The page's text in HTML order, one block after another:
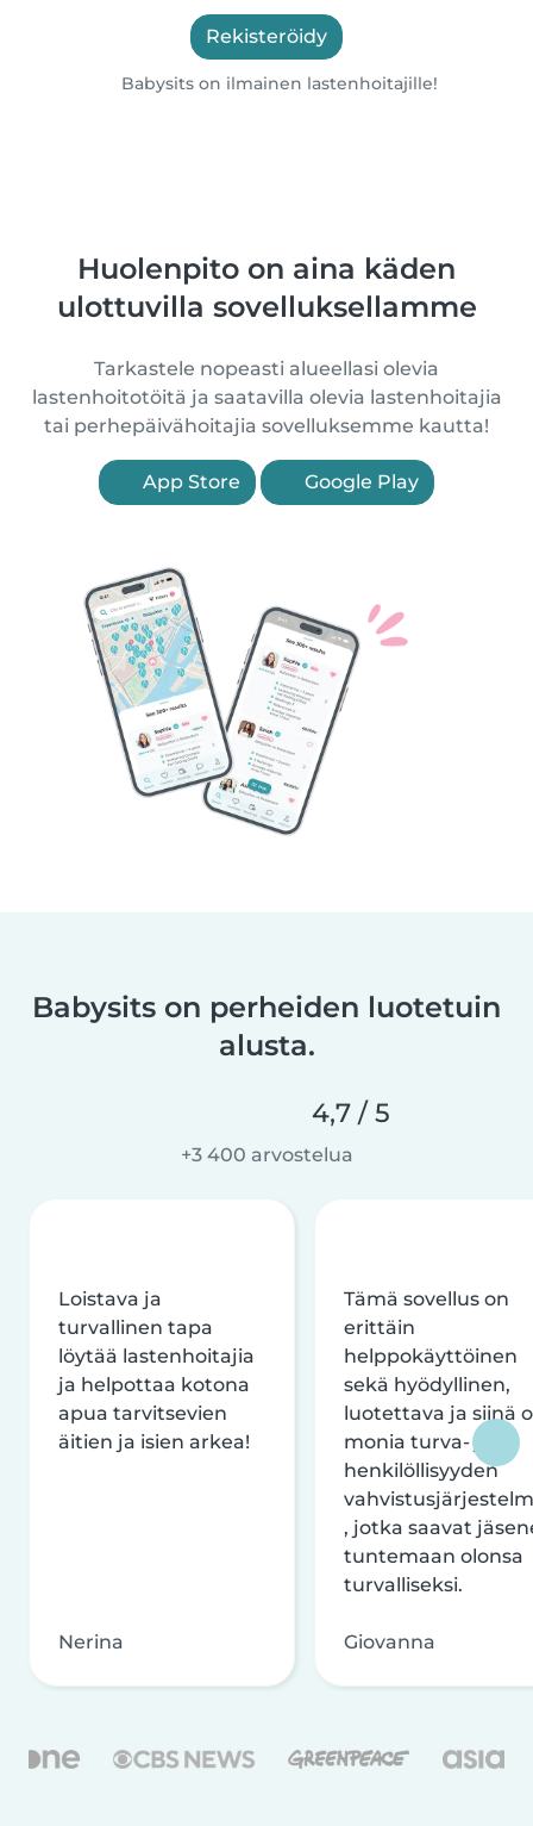
Rekisteröidy
Babysits on ilmainen lastenhoitajille!
Huolenpito on aina käden
ulottuvilla sovelluksellamme
Tarkastele nopeasti alueellasi olevia
lastenhoitotöitä ja saatavilla olevia lastenhoitajia
tai perhepäivähoitajia sovelluksemme kautta!
App Store Google Play
Babysits on perheiden luotetuin
alusta.
4,7 / 5
+3 400 arvostelua
Loistava ja
turvallinen tapa
löytää lastenhoitajia
ja helpottaa kotona
apua tarvitsevien
äitien ja isien arkea!
Nerina
Tämä sovellus on
erittäin
helppokäyttöinen
sekä hyödyllinen,
luotettava ja siinä
monia turva- ja
henkilöllisyyden
, jotka saavat
tuntemaan olonsa
turvalliseksi.
Giovanna